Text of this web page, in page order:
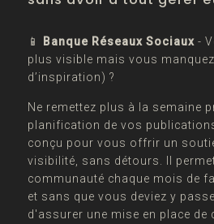
📱 Banque Réseaux Sociaux-
plus visible mais vous
d’inspiration) ?
Ne remettez plus à la semaine
planification de vos
conçu pour vous offrir un
visibilité, sans détours. Il
communauté chaque mois de
et sans que vous deviez y
d'assurer une mise en place de